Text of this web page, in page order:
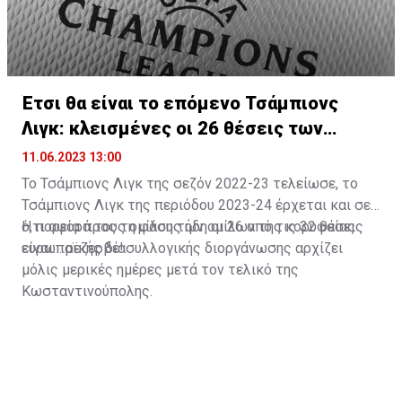
Έτσι θα είναι το επόμενο Τσάμπιονς
Λιγκ: κλεισμένες οι 26 θέσεις των
ομίλων
11.06.2023 13:00
Το Τσάμπιονς Λιγκ της σεζόν 2022-23 τελείωσε, το
Τσάμπιονς Λιγκ της περιόδου 2023-24 έρχεται και σε
ό,τι αφορά τους ομίλους ήδη οι 26 από τις 32 θέσεις
είναι… ρεζερβέ!
Η πορεία προς τη φάση των ομίλων της κορυφαίας
ευρωπαϊκής διασυλλογικής διοργάνωσης αρχίζει
μόλις μερικές ημέρες μετά τον τελικό της
Κωσταντινούπολης.